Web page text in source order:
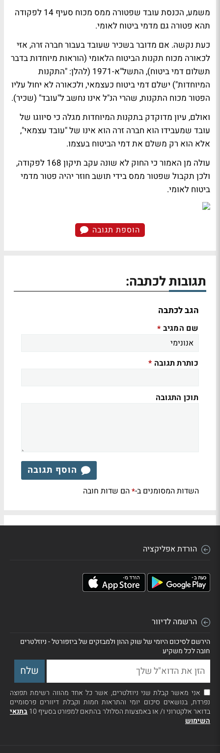
משמע, הכנסת עובד שפטורה ממס מכוח סעיף 14 לפקודה
תהא פטורה גם מדמי ביטוח לאומי.
כעת נקשה. אם מדובר בשכיר שעובד בעבור חברה זרה, אזי
לכאורה מכוח תקנות הביטוח הלאומי (הוראות מיוחדות בדבר
תשלום דמי ביטוח), התשל"א-1971 (להלן: "התקנות
המיוחדות") ישלם דמי ביטוח כעצמאי, ולכאורה לא יחול עליו
הפטור מכוח התקנות, שהרי הנ"ל אינו נחשב ל"עובד" (שכיר).
ואולם, עיון מדוקדק בתקנות המיוחדות מגלה כי סיווגו של
עובד שמעבידו הוא חברה זרה הוא אינו של "עובד עצמאי",
אלא הוא רק משלם את דמי הביטוח בעצמו.
עולה מן האמור כי החוק לא שונה עקב תיקון 168 לפקודה,
ולכן תקבול שפטור ממס בידי תושב חוזר יהיה פטור מדמי
ביטוח לאומי.
הוספת תגובה
תגובות לכתבה:
הגב לכתבה
שם המגיב *
כותרת תגובה *
תוכן התגובה
הוסף תגובה
השדות המסומנים ב-*הם שדות חובה
הורדת אפליקציה
הרשמה לדיוור
הירשם לסיכום היומי של שוק ההון ולמבזקים של ביזפורטל - ניוזלטרים
חובה לכל משקיע
אני מאשר קבלת שני ניוזלטרים, אשר כל אחד מהווה רשימת תפוצה
נפרדת, בנושאים סיכום יומי והתראות חמות וקבלת דיוורים פרסומיים
בדואר אלקטרוני ו/ או באמצעות הסלולר בהתאם למפורט בסעיף 10
בתנאי
השימוש